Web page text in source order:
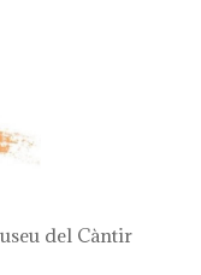
del Càntir